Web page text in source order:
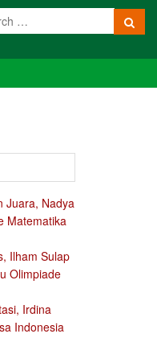
Juara, Nadya
Matematika
Ilham Sulap
Olimpiade
Irdina
Indonesia